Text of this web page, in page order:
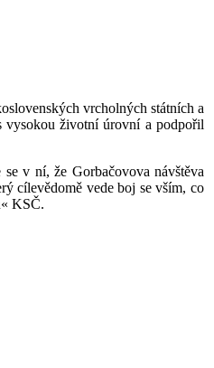
vrcholných státních a
vysokou životní úrovní a podpořil
v ní, že Gorbačovova návštěva
cílevědomě vede boj se vším, co
KSČ.